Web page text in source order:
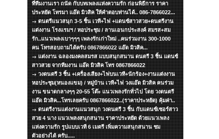
ที่ทีมงานเรา ถนัด กับบทเพลงแห่งความรัก ก่อนพิธีการ ราคา
ประหยัด โทรมา แอ๊ด มิวสิค ให้คำตอบท่านได้.. 086-7866022...
ดนตรีแนวสนุก 3-5 ชิ้น เวที+ไฟ +แดนซ์สาวสวย+ดนตรีงาน
แต่งงาน โรงแรมฯ / หอประชุม / ลานเอนกประสงค์ สมรส+สม
รัก..แนวเพลงเบาๆๆๆ เพลงรักเก่าใหม่ ..คนร่วมงาน 300-1000
คน โทรสอบถามได้ครับ 0867866022 แอ๊ด มิวสิค...
แต่งงาน ฉลองมงคลสมรส แบบสนุกสนาน ดนตรี 3 ชิ้น แดนซ์
สาวสวย จากทีมงาน แอ๊ด มิวสิค โทร 0867866022
วงดนตรี 3 ชิ้น +เครื่องเสียง+ไฟบนเวที+นักร้อง+งานแต่งงาน
หอประชุม(หนองแขม) / หมู่บ้าน เวที+ไฟ วงแอ๊ด มิวสิค คนร่วม
งาน ขนาดกลางๆๆ 20-55 โต๊ะ แนวเพลงรักทั่วไป โดย วงดนตรี
แอ๊ด มิวสิค...โทรเลยครับ 0867866022..(ราคาประหยัด) คุ้มค่า..
ดนตรีงานแต่งงานแนวสนุก วงดนตรี 3 ชิ้น กับแดนซ์เซอร์สาว
สวย 4 นาง แนวเพลงสนุกสนาน ราคาประหยัด ด้วยแนวเพลง
แห่งความรัก รูปแบบเวที 6 เมตรี เพิ่มความสนุกสนาน ชม
ตัวอย่างได้ ครับ.....